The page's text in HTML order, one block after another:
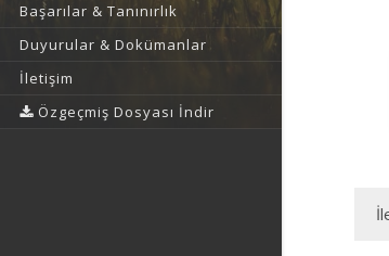
Başarılar & Tanınırlık
Duyurular & Dokümanlar
İletişim
Özgeçmiş Dosyası İndir